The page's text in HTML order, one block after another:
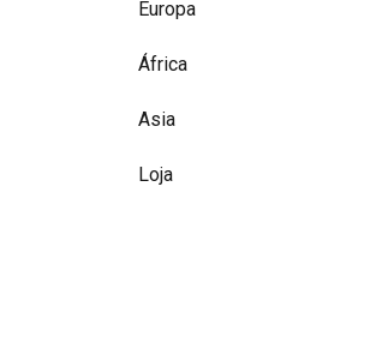
Europa
África
Asia
Loja